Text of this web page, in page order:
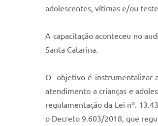
adolescentes, vítimas e/ou
A capacitação aconteceu no
Santa Catarina.
O objetivo é instrumentalizar
atendimento a crianças e
regulamentação da Lei nº.
o Decreto 9.603/2018, que